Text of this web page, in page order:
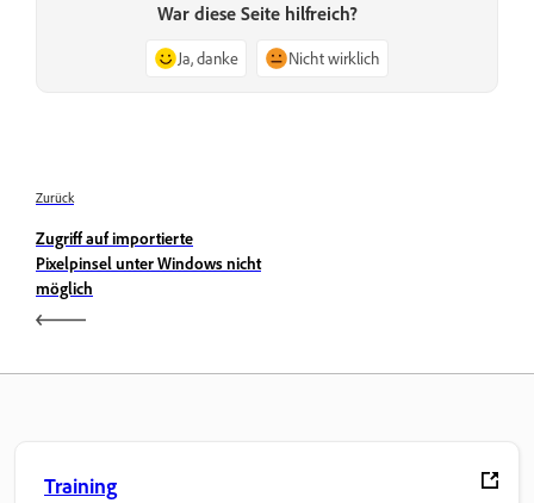
War diese Seite hilfreich?
Ja, danke Nicht wirklich
Zurück
Zugriff auf importierte
Pixelpinsel unter Windows nicht
möglich
Training